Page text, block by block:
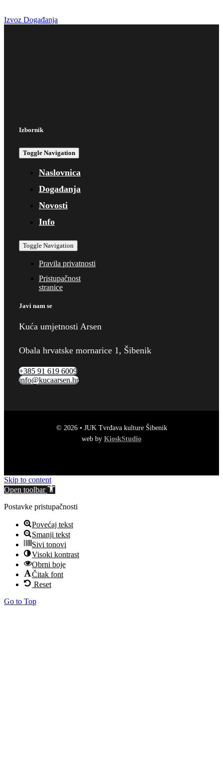
Izvoz Događanja
Izbornik
Toggle Navigation
Naslovnica
Događanja
Novosti
Info
Toggle Navigation
Pravila privatnosti
Pristupačnost
stranice
Javi nam se
Kuća umjetnosti Arsen
Obala hrvatske mornarice 1, Šibenik
+385 91 619 6009
info@kucaarsen.hr
© 2026 • JUK Tvrđava kulture Šibenik
web by KioskStudio
Skip to content
Open toolbar
Postavke pristupačnosti
Povećaj tekst
Smanji tekst
Sivi tonovi
Visoki kontrast
Obrni boje
Čitak font
Reset
Go to Top